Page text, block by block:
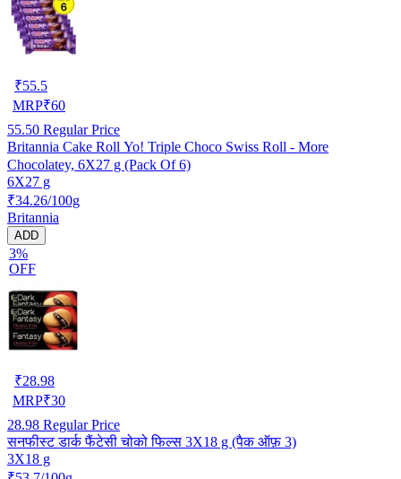
₹55.5
MRP₹60
55.50 Regular Price
Britannia Cake Roll Yo! Triple Choco Swiss Roll - More
Chocolatey, 6X27 g (Pack Of 6)
6X27 g
₹34.26/100g
Britannia
ADD
3%
OFF
₹28.98
MRP₹30
28.98 Regular Price
सनफीस्ट डार्क फैंटेसी चोको फिल्स 3X18 g (पैक ऑफ़ 3)
3X18 g